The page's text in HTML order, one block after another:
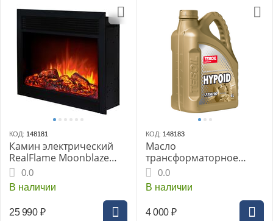
КОД: 148181
Камин электрический
RealFlame Moonblaze
Deluxe-S LT BL
0.0
В наличии
25 990 ₽
КОД: 148183
Масло
трансформаторное
TEBOIL Hypoid sae 75w-
90, 4л
0.0
В наличии
4 000 ₽